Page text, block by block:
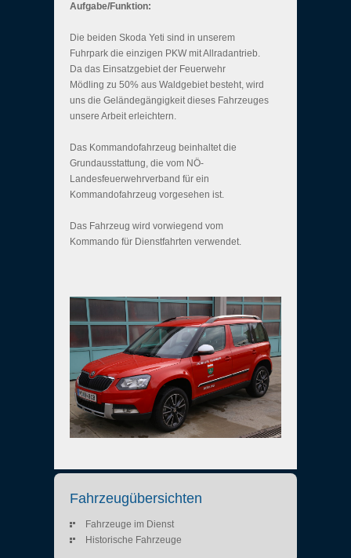
Aufgabe/Funktion:
Die beiden Skoda Yeti sind in unserem
Fuhrpark die einzigen PKW mit Allradantrieb.
Da das Einsatzgebiet der Feuerwehr
Mödling zu 50% aus Waldgebiet besteht, wird
uns die Geländegängigkeit dieses Fahrzeuges
unsere Arbeit erleichtern.
Das Kommandofahrzeug beinhaltet die
Grundausstattung, die vom NÖ-
Landesfeuerwehrverband für ein
Kommandofahrzeug vorgesehen ist.
Das Fahrzeug wird vorwiegend vom
Kommando für Dienstfahrten verwendet.
Fahrzeugübersichten
Fahrzeuge im Dienst
Historische Fahrzeuge